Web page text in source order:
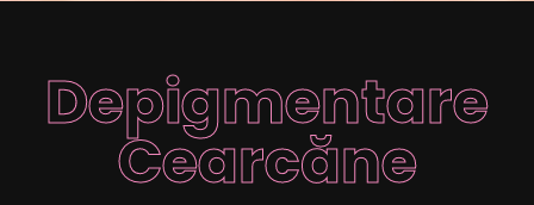
Depigmentare
Cearcăne